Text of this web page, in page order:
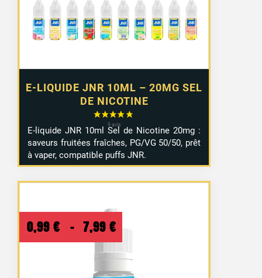
E-LIQUIDE JNR 10ML – 20MG SEL
DE NICOTINE
4,50 €. 4,50 €.
E- liquideJNR 10mlSelde Nicotine20mg :
saveurs fruitées fraîches, PG/VG 50/50, prêt
àvaper,compatible puffs JNR.
0,99 € – 7,99 € Plage
de
prix :